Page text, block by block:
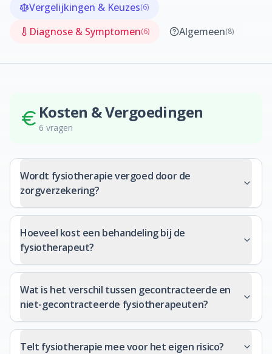
Contact
Contact opnemen
Vergelijkingen & Keuzes(6)
Diagnose & Symptomen(6) Algemeen(8)
Kosten & Vergoedingen
6 vragen
Wordt fysiotherapie vergoed door de
zorgverzekering?
Hoeveel kost een behandeling bij de
fysiotherapeut?
Wat is het verschil tussen gecontracteerde en
niet-gecontracteerde fysiotherapeuten?
Telt fysiotherapie mee voor het eigen risico?